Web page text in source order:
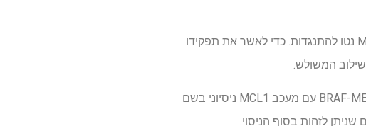
גידולים עם רמות בסיס גבוהות של BCL2 נטו להגיב, בעוד שגידולים עם ביטוי גבוה של MCL1 נטו להתנגדות. כדי לאשר את תפקידו
עבור גידולים המייצרים יתר על המידה MCL1, הצוות בדק משטר חלופי על ידי זיווג מעכבי BRAF-MEK עם מעכב MCL1 ניסיוני בשם